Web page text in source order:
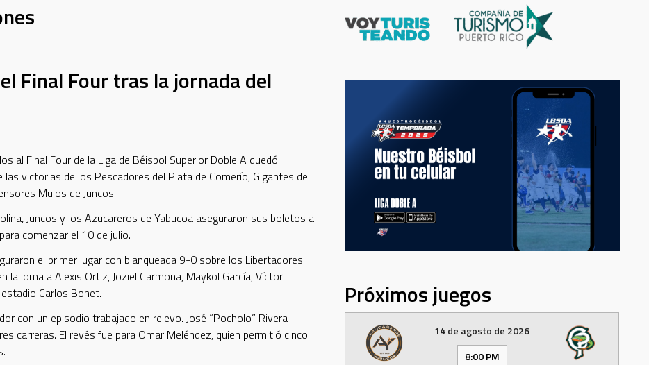
Final Four tras la jornada del
al Final Four de la Liga de Béisbol Superior Doble A quedó
victorias de los Pescadores del Plata de Comerío, Gigantes de
Mulos de Juncos.
Juncos y los Azucareros de Yabucoa aseguraron sus boletos a
comenzar el 10 de julio.
el primer lugar con blanqueada 9-0 sobre los Libertadores
la loma a Alexis Ortiz, Joziel Carmona, Maykol García, Víctor
Carlos Bonet.
con un episodio trabajado en relevo. José “Pocholo” Rivera
carreras. El revés fue para Omar Meléndez, quien permitió cinco
Próximos juegos
14 de agosto de 2026
8:00 PM